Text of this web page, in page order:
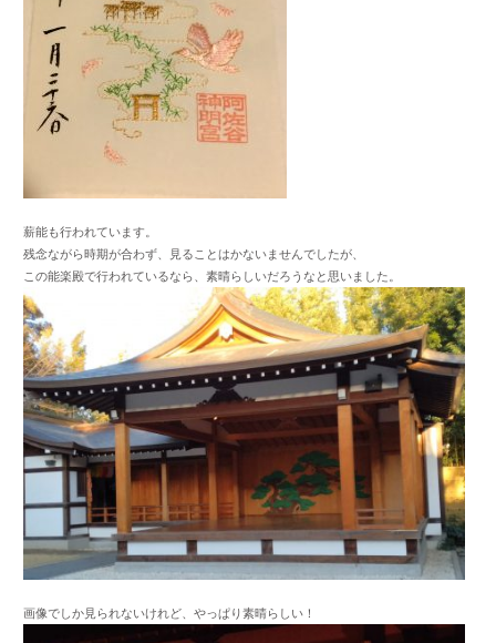
薪能も行われています。
残念ながら時期が合わず、見ることはかないませんでしたが、
この能楽殿で行われているなら、素晴らしいだろうなと思いました。
画像でしか見られないけれど、やっぱり素晴らしい！